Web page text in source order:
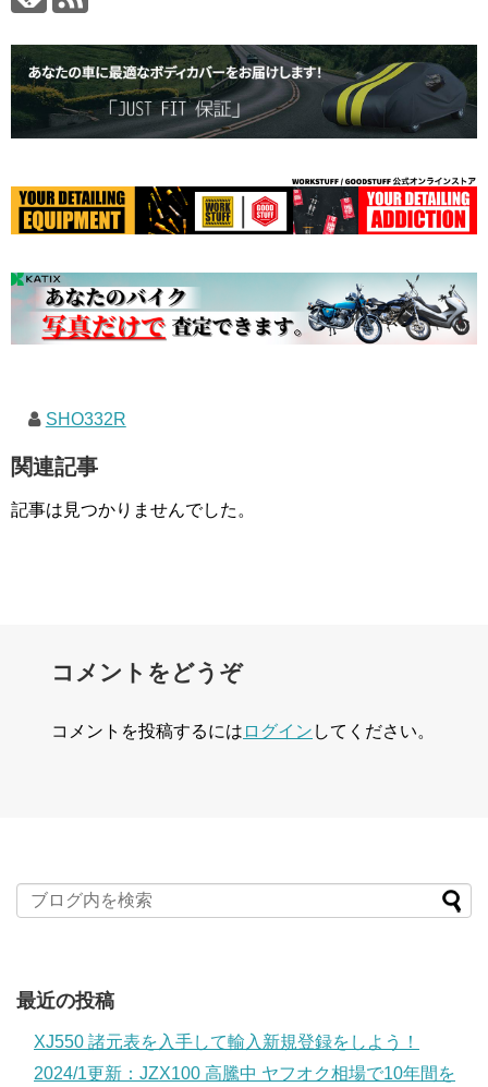
SHO332R
関連記事
記事は見つかりませんでした。
コメントをどうぞ
コメントを投稿するには ログイン してください。
最近の投稿
XJ550 諸元表を入手して輸入新規登録をしよう！
2024/1更新：JZX100 高騰中 ヤフオク相場で10年間を